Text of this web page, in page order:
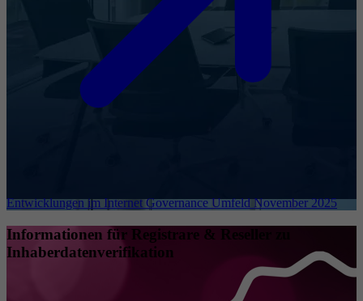
Entwicklungen im Internet Governance Umfeld November 2025
Informationen für Registrare & Reseller zu
Inhaberdatenverifikation